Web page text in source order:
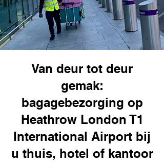
Van deur tot deur
gemak:
bagagebezorging op
Heathrow London T1
International Airport bij
u thuis, hotel of kantoor